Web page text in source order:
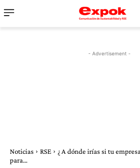
- Advertisement -
Noticias RSE
¿ A dónde irías si tu
para...